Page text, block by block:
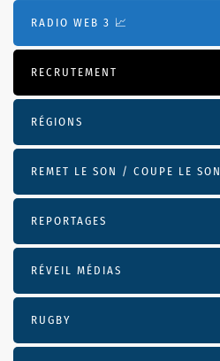
RADIO WEB 3 📈
RECRUTEMENT
RÉGIONS
REMET LE SON / COUPE LE SON
REPORTAGES
RÉVEIL MÉDIAS
RUGBY